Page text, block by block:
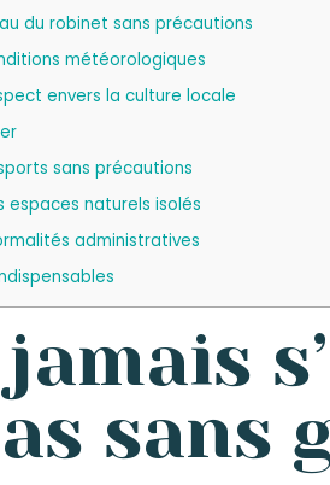
du robinet sans précautions
météorologiques
envers la culture locale
sans précautions
espaces naturels isolés
administratives
jamais
sans